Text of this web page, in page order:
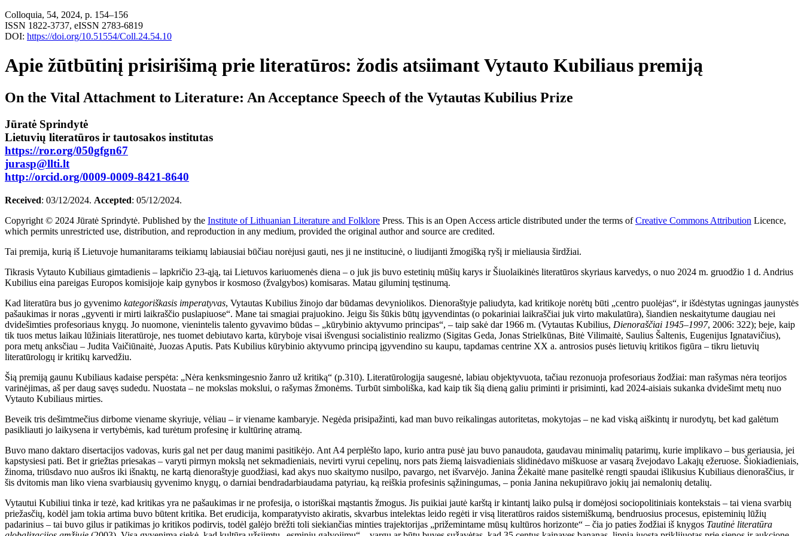
Colloquia, 54, 2024, p. 154–156
ISSN 1822-3737, eISSN 2783-6819
DOI: https://doi.org/10.51554/Coll.24.54.10
Apie žūtbūtinį prisirišimą prie literatūros: žodis atsiimant Vytauto Kubiliaus premiją
On the Vital Attachment to Literature: An Acceptance Speech of the Vytautas Kubilius Prize
Jūratė Sprindytė
Lietuvių literatūros ir tautosakos institutas
https://ror.org/050gfgn67
jurasp@llti.lt
http://orcid.org/0009-0009-8421-8640
Received: 03/12/2024. Accepted: 05/12/2024.
Copyright © 2024 Jūratė Sprindytė. Published by the Institute of Lithuanian Literature and Folklore Press. This is an Open Access article distributed under the terms ofCreative Commons Attribution Licence,
which permits unrestricted use, distribution, and reproduction in any medium, provided the original author and source are credited.
Tai premija, kurią iš Lietuvoje humanitarams teikiamų labiausiai būčiau norėjusi gauti, nes ji ne institucinė, o liudijanti žmogišką ryšį ir mieliausia širdžiai.
Tikrasis Vytauto Kubiliaus gimtadienis – lapkričio 23-ąją, tai Lietuvos kariuomenės diena – o juk jis buvo estetinių mūšių karys ir Šiuolaikinės literatūros skyriaus karvedys, o nuo 2024 m. gruodžio 1 d. Andrius
Kubilius eina pareigas Europos komisijoje kaip gynybos ir kosmoso (žvalgybos) komisaras. Matau giluminį tęstinumą.
Kad literatūra bus jo gyvenimo kategoriškasis imperatyvas, Vytautas Kubilius žinojo dar būdamas devyniolikos. Dienoraštyje paliudyta, kad kritikoje norėtų būti „centro puolėjas“, ir išdėstytas ugningas jaunystės
pašaukimas ir noras „gyventi ir mirti laikraščio puslapiuose“. Mane tai smagiai prajuokino. Jeigu šis šūkis būtų įgyvendintas (o pokariniai laikraščiai juk virto makulatūra), šiandien neskaitytume daugiau nei
dvidešimties profesoriaus knygų. Jo nuomone, vienintelis talento gyvavimo būdas – „kūrybinio aktyvumo principas“, – taip sakė dar 1966 m. (Vytautas Kubilius, Dienoraščiai 1945–1997, 2006: 322); beje, kaip
tik tuos metus laikau lūžiniais literatūroje, nes tuomet debiutavo karta, kūryboje visai išvengusi socialistinio realizmo (Sigitas Geda, Jonas Strielkūnas, Bitė Vilimaitė, Saulius Šaltenis, Eugenijus Ignatavičius),
pora metų anksčiau – Judita Vaičiūnaitė, Juozas Aputis. Pats Kubilius kūrybinio aktyvumo principą įgyvendino su kaupu, tapdamas centrine XX a. antrosios pusės lietuvių kritikos figūra – tikru lietuvių
literatūrologų ir kritikų karvedžiu.
Šią premiją gaunu Kubiliaus kadaise perspėta: „Nėra kenksmingesnio žanro už kritiką“ (p.310). Literatūrologija saugesnė, labiau objektyvuota, tačiau rezonuoja profesoriaus žodžiai: man rašymas nėra teorijos
varinėjimas, aš per daug savęs sudedu. Nuostata – ne mokslas mokslui, o rašymas žmonėms. Turbūt simboliška, kad kaip tik šią dieną galiu priminti ir prisiminti, kad 2024-aisiais sukanka dvidešimt metų nuo
Vytauto Kubiliaus mirties.
Beveik tris dešimtmečius dirbome viename skyriuje, vėliau – ir viename kambaryje. Negėda prisipažinti, kad man buvo reikalingas autoritetas, mokytojas – ne kad viską aiškintų ir nurodytų, bet kad galėtum
pasikliauti jo laikysena ir vertybėmis, kad turėtum profesinę ir kultūrinę atramą.
Buvo mano daktaro disertacijos vadovas, kuris gal net per daug manimi pasitikėjo. Ant A4 perplėšto lapo, kurio antra pusė jau buvo panaudota, gaudavau minimalių patarimų, kurie implikavo – bus geriausia, jei
kapstysiesi pati. Bet ir griežtas priesakas – varyti pirmyn mokslą net sekmadieniais, nevirti vyrui cepelinų, nors pats žiemą laisvadieniais slidinėdavo miškuose ar vasarą žvejodavo Lakajų ežeruose. Šiokiadieniais,
žinoma, triūsdavo nuo aušros iki išnaktų, ne kartą dienoraštyje guodžiasi, kad akys nuo skaitymo nusilpo, pavargo, net išvarvėjo. Janina Žėkaitė mane pasitelkė rengti spaudai išlikusius Kubiliaus dienoraščius, ir
šis dvitomis man liko viena svarbiausių gyvenimo knygų, o darniai bendradarbiaudama patyriau, ką reiškia profesinis sąžiningumas, – ponia Janina nekupiūravo jokių jai nemalonių detalių.
Vytautui Kubiliui tinka ir tezė, kad kritikas yra ne pašaukimas ir ne profesija, o istoriškai mąstantis žmogus. Jis puikiai jautė karštą ir kintantį laiko pulsą ir domėjosi sociopolitiniais kontekstais – tai viena svarbių
priežasčių, kodėl jam tokia artima buvo būtent kritika. Bet erudicija, komparatyvisto akiratis, skvarbus intelektas leido regėti ir visą literatūros raidos sistemiškumą, bendruosius procesus, episteminių lūžių
padarinius – tai buvo gilus ir patikimas jo kritikos podirvis, todėl galėjo brėžti toli siekiančias minties trajektorijas „prižemintame mūsų kultūros horizonte“ – čia jo paties žodžiai iš knygos Tautinė literatūra